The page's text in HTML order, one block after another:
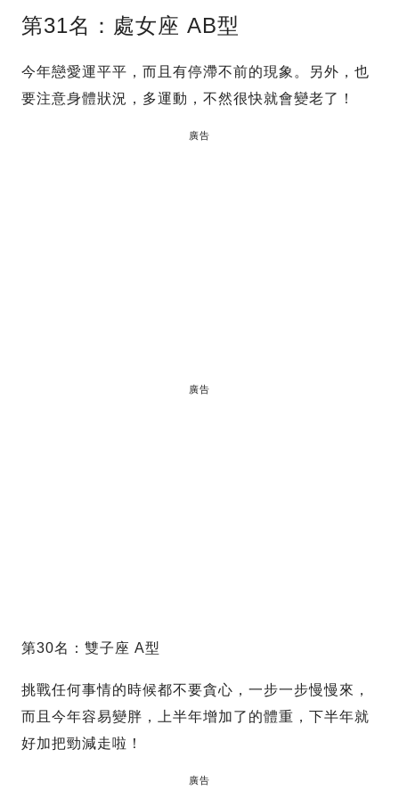
第31名：處女座 AB型
今年戀愛運平平，而且有停滯不前的現象。另外，也
要注意身體狀況，多運動，不然很快就會變老了！
廣告
廣告
第30名：雙子座 A型
挑戰任何事情的時候都不要貪心，一步一步慢慢來，
而且今年容易變胖，上半年增加了的體重，下半年就
好加把勁減走啦！
廣告